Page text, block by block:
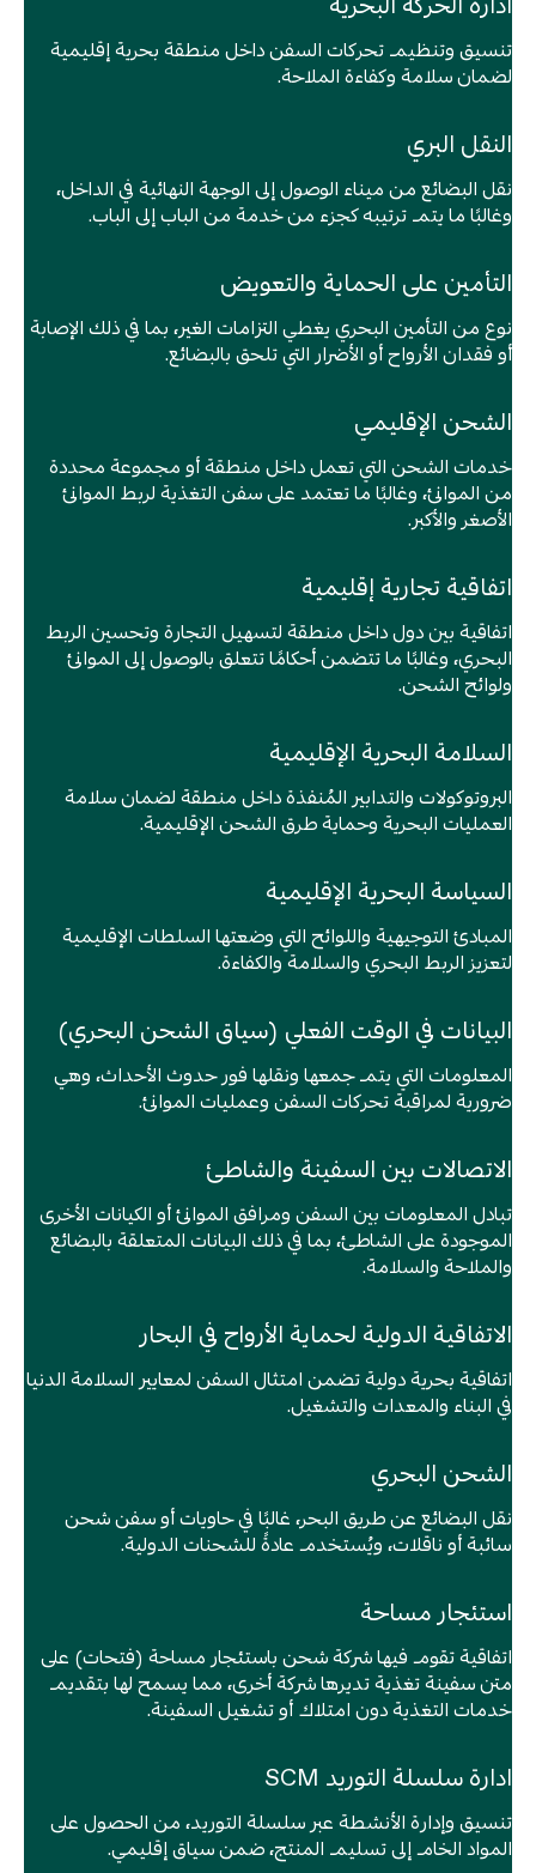
ادارة الحركة البحرية
تنسيق وتنظيم تحركات السفن داخل منطقة بحرية إقليمية
لضمان سلامة وكفاءة الملاحة.
النقل البري
نقل البضائع من ميناء الوصول إلى الوجهة النهائية في الداخل،
وغالبًا ما يتم ترتيبه كجزء من خدمة من الباب إلى الباب.
التأمين على الحماية والتعويض
نوع من التأمين البحري يغطي التزامات الغير، بما في ذلك الإصابة
أو فقدان الأرواح أو الأضرار التي تلحق بالبضائع.
الشحن الإقليمي
خدمات الشحن التي تعمل داخل منطقة أو مجموعة محددة
من الموانئ، وغالبًا ما تعتمد على سفن التغذية لربط الموانئ
الأصغر والأكبر.
اتفاقية تجارية إقليمية
اتفاقية بين دول داخل منطقة لتسهيل التجارة وتحسين الربط
البحري، وغالبًا ما تتضمن أحكامًا تتعلق بالوصول إلى الموانئ
ولوائح الشحن.
السلامة البحرية الإقليمية
البروتوكولات والتدابير المُنفذة داخل منطقة لضمان سلامة
العمليات البحرية وحماية طرق الشحن الإقليمية.
السياسة البحرية الإقليمية
المبادئ التوجيهية واللوائح التي وضعتها السلطات الإقليمية
لتعزيز الربط البحري والسلامة والكفاءة.
البيانات في الوقت الفعلي (سياق الشحن البحري)
المعلومات التي يتم جمعها ونقلها فور حدوث الأحداث، وهي
ضرورية لمراقبة تحركات السفن وعمليات الموانئ.
الاتصالات بين السفينة والشاطئ
تبادل المعلومات بين السفن ومرافق الموانئ أو الكيانات الأخرى
الموجودة على الشاطئ، بما في ذلك البيانات المتعلقة بالبضائع
والملاحة والسلامة.
الاتفاقية الدولية لحماية الأرواح في البحار
اتفاقية بحرية دولية تضمن امتثال السفن لمعايير السلامة الدنيا
في البناء والمعدات والتشغيل.
الشحن البحري
نقل البضائع عن طريق البحر، غالبًا في حاويات أو سفن شحن
سائبة أو ناقلات، ويُستخدم عادةً للشحنات الدولية.
استئجار مساحة
اتفاقية تقوم فيها شركة شحن باستئجار مساحة (فتحات) على
متن سفينة تغذية تديرها شركة أخرى، مما يسمح لها بتقديم
خدمات التغذية دون امتلاك أو تشغيل السفينة.
ادارة سلسلة التوريد SCM
تنسيق وإدارة الأنشطة عبر سلسلة التوريد، من الحصول على
المواد الخام إلى تسليم المنتج، ضمن سياق إقليمي.